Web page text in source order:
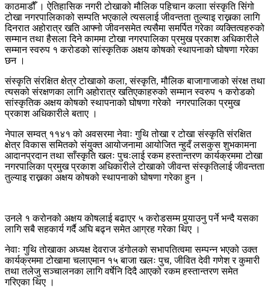
काठमाडौँ । ऐतिहासिक नगरी टोखाको मौलिक पहिचान कलाा संस्कृति सिंगो
टोखा नगरपालिकाको सम्पति भएकाले त्यसलाई जीवन्तता तुल्याइ राख्नका लागि
दिनरात अहोरात्र खति आफ्नो जीवनसमेत त्यसैमा समर्पित गरेका व्यक्तित्वहरुको
सम्मान तथा हैसला दिने काममा टोखा नगरपालिका प्रमुख प्रकाश अधिकारीले
सम्मान स्वरुप १ करोडको सांस्कृतिक अक्षय कोषको स्थापनाको घोषणा गरेका
छन ।
संस्कृति संरक्षित क्षेत्र टोखाको कला, संस्कृति, मौलिक बाजागाजाको संरक्ष तथा
त्यसको संरक्षणका लागि अहोरात्र खतिएकाहरुको सम्मान स्वरुप १ करोडको
सांस्कृतिक अक्षय कोषको स्थापनाको घोषणा गरेको नगरपालिका प्रमुख
प्रकाश अधिकारीले बताए ।
नेपाल सम्वत् ११४१ को अवसरमा नेवाः गुथि तोखा र टोखा संस्कृति संरक्षित
क्षेत्र विकास समितको संयुक्त आयोजनामा आयोजित न्हुदँ लसकुस शुभकामना
आदानप्रदान तथा साँस्कृति खलः पुचःलाई रकम हस्तान्तरण कार्यक्रममा टोखा
नगरपालिका प्रमुख प्रकाश अधिकारीले टोखाको जीवन्त संस्कृतिलाई जीवन्तता
तुल्याइ राख्नका अक्षय कोषको स्थापनाको घोषणा गरेका हुन ।
उनले १ करोनको अक्षय कोषलाई बढाएर ५ करोडसम्म पुर्‍याउनु पर्ने भन्दै यसका
लागि सबै सहकार्य गर्दै अघि बढ्न समेत आग्रह गरेका थिए ।
नेवाः गुथि तोखाका अध्यक्ष देवराज डंगोलको सभापतित्वमा सम्पन्न भएको उक्त
कार्यक्रममा टोखामा चलाएमान १५ बाजा खलः पुच, जीवित देवी गणेश र कुमारी
तथा तलेजु सञ्चालनका लागि वर्षेनि दिदै आएको रकम हस्तान्तरण समेत
गरिएका थिए ।